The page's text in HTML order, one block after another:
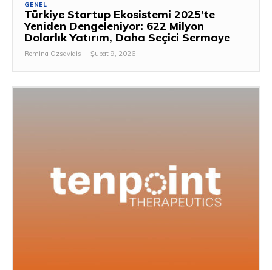
GENEL
Türkiye Startup Ekosistemi 2025’te
Yeniden Dengeleniyor: 622 Milyon
Dolarlık Yatırım, Daha Seçici Sermaye
Romina Özsavidis - Şubat 9, 2026